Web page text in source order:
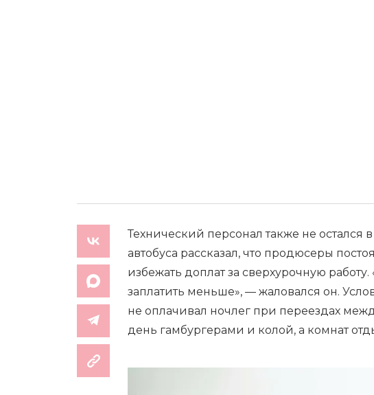
Технический персонал также не остался
автобуса рассказал, что продюсеры
избежать доплат за сверхурочную
заплатить меньше», — жаловался он.
не оплачивал ночлег при переездах
день гамбургерами и колой, а комнат